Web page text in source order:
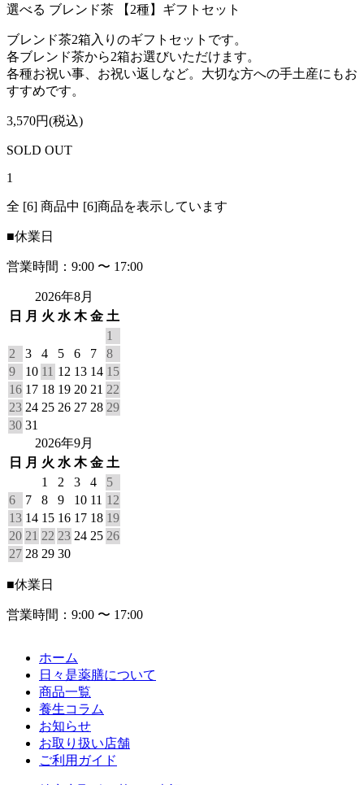
選べる ブレンド茶 【2種】ギフトセット
ブレンド茶2箱入りのギフトセットです。
各ブレンド茶から2箱お選びいただけます。
各種お祝い事、お祝い返しなど。大切な方への手土産にもお
すすめです。
3,570円(税込)
SOLD OUT
1
全 [6] 商品中 [6]商品を表示しています
■休業日
営業時間：9:00 〜 17:00
2026年8月
日
月 火 水 木 金 土
1
2
3 4 5 6 7
8
9
10 11 12 13 14 15
16 17 18 19 20 21 22
23 24 25 26 27 28 29
30 31
2026年9月
日
月 火 水 木 金 土
1
2 3 4
5
6
7 8 9 10 11 12
13 14 15 16 17 18 19
20 21 22 23 24 25 26
27 28 29 30
■休業日
営業時間：9:00 〜 17:00
ホーム
日々是薬膳について
商品一覧
養生コラム
お知らせ
お取り扱い店舗
ご利用ガイド